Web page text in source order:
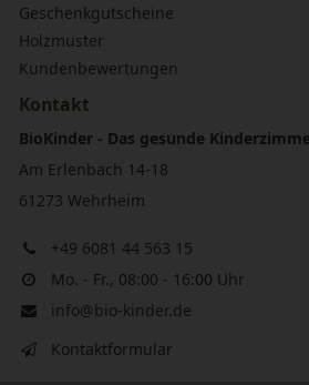
Geschenkgutscheine
Holzmuster
Kundenbewertungen
Kontakt
BioKinder - Das gesunde
Am Erlenbach 14-18
61273 Wehrheim
+49 6081 44 563 15
Mo. - Fr., 08:00 - 16:00 Uhr
info@bio-kinder.de
Kontaktformular